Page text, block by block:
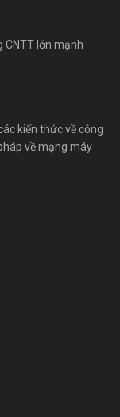
CNTT lớn mạnh
kiến thức về công
về mạng máy